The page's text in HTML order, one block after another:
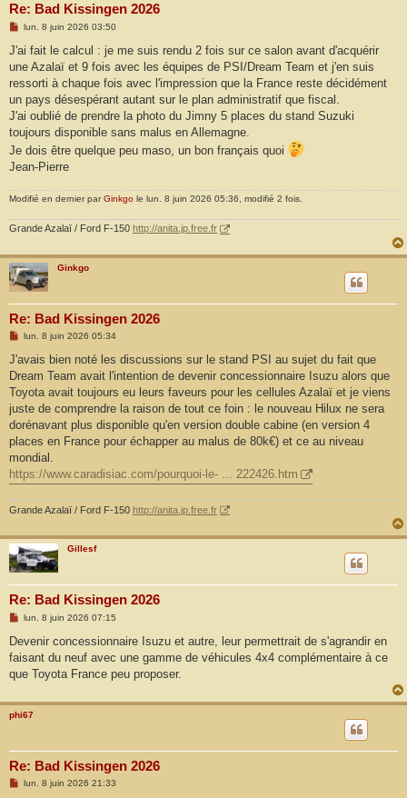
Re: Bad Kissingen 2026
M
s
a
g
lun. 8 juin 2026 03:50
J'ai fait le calcul : je me suis rendu 2 fois sur ce salon avant d'acquérir
une Azalaï et 9 fois avec les équipes de PSI/Dream Team et j'en suis
ressorti à chaque fois avec l'impression que la France reste décidément
un pays désespérant autant sur le plan administratif que fiscal.
J'ai oublié de prendre la photo du Jimny 5 places du stand Suzuki
toujours disponible sans malus en Allemagne.
Je dois être quelque peu maso, un bon français quoi
Jean-Pierre
Modifié en dernier parGinkgo le lun. 8 juin 2026 05:36, modifié 2 fois.
Grande Azalaï / Ford F-150 http://anita.jp.free.fr
Ginkgo
Re: Bad Kissingen 2026
M
s
a
g
e
lun. 8 juin 2026 05:34
J'avais bien noté les discussions sur le stand PSI au sujet du fait que
Dream Team avait l'intention de devenir concessionnaire Isuzu alors que
Toyota avait toujours eu leurs faveurs pour les cellules Azalaï et je viens
juste de comprendre la raison de tout ce foin : le nouveau Hilux ne sera
dorénavant plus disponible qu'en version double cabine (en version 4
places en France pour échapper au malus de 80k€) et ce au niveau
mondial.
https://www.caradisiac.com/pourquoi-le- ... 222426.htm
Grande Azalaï / Ford F-150 http://anita.jp.free.fr
Gillesf
Re: Bad Kissingen 2026
M
s
a
g
lun. 8 juin 2026 07:15
Devenir concessionnaire Isuzu et autre, leur permettrait de s'agrandir en
faisant du neuf avec une gamme de véhicules 4x4 complémentaire à ce
que Toyota France peu proposer.
phi67
Re: Bad Kissingen 2026
Mlun. 8 juin 2026 21:33